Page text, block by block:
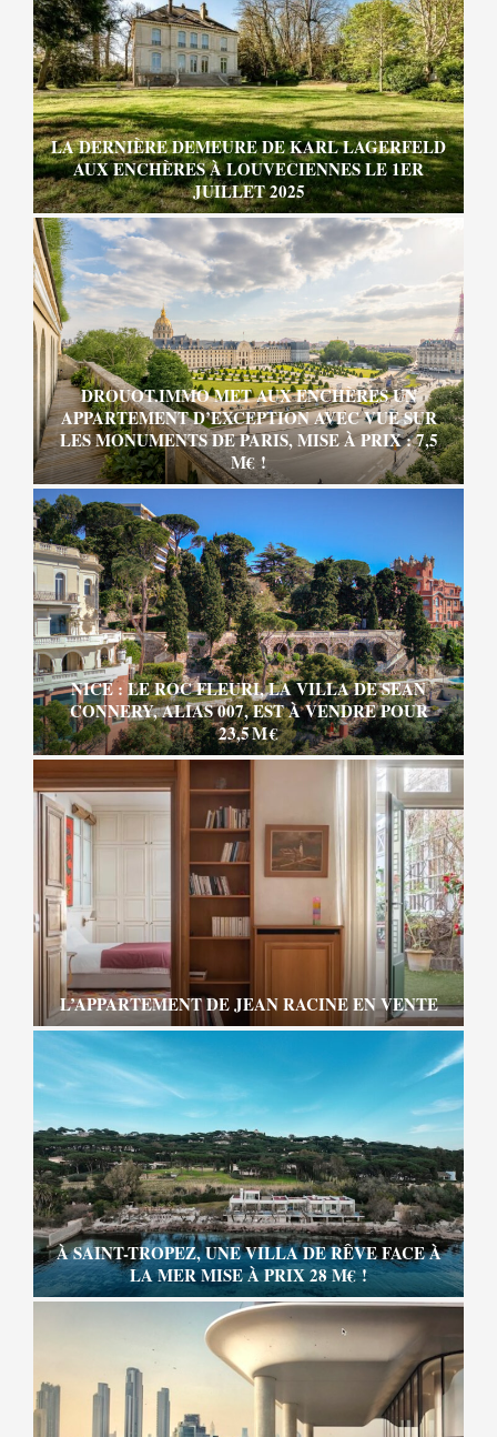
LA DERNIÈRE DEMEURE DE KARL LAGERFELD
AUX ENCHÈRES À LOUVECIENNES LE 1ER
JUILLET 2025
DROUOT.IMMO MET AUX ENCHÈRES UN
APPARTEMENT D’EXCEPTION AVEC VUE SUR
LES MONUMENTS DE PARIS, MISE À PRIX : 7,5
M€ !
NICE : LE ROC FLEURI, LA VILLA DE SEAN
CONNERY, ALIAS 007, EST À VENDRE POUR
23,5 M €
L’APPARTEMENT DE JEAN RACINE EN VENTE
À SAINT-TROPEZ, UNE VILLA DE RÊVE FACE À
LA MER MISE À PRIX 28 M€ !